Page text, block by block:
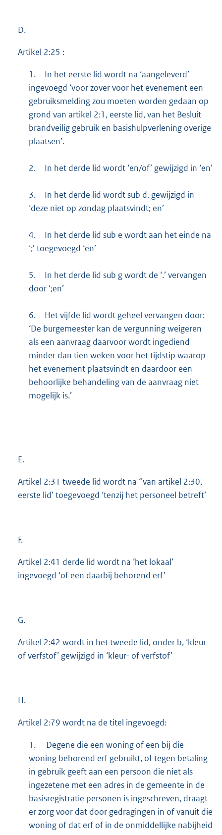
D.
Artikel 2:25 :
1.
In het eerste lid wordt na ‘aangeleverd’
ingevoegd ‘voor zover voor het evenement een
gebruiksmelding zou moeten worden gedaan op
grond van artikel 2:1, eerste lid, van het Besluit
brandveilig gebruik en basishulpverlening overige
plaatsen’.
2. In het derde lid wordt ‘en/of’ gewijzigd in ‘en’
3.
In het derde lid wordt sub d. gewijzigd in
‘deze niet op zondag plaatsvindt; en’
4.
In het derde lid sub e wordt aan het einde na
‘;’ toegevoegd ‘en’
5.
In het derde lid sub g wordt de ‘.’ vervangen
door ‘;en’
6.
Het vijfde lid wordt geheel vervangen door:
‘De burgemeester kan de vergunning weigeren
als een aanvraag daarvoor wordt ingediend
minder dan tien weken voor het tijdstip waarop
het evenement plaatsvindt en daardoor een
behoorlijke behandeling van de aanvraag niet
mogelijk is.’
E.
Artikel 2:31 tweede lid wordt na ‘’van artikel 2:30,
eerste lid’ toegevoegd ‘tenzij het personeel betreft’
F.
Artikel 2:41 derde lid wordt na ‘het lokaal’
ingevoegd ‘of een daarbij behorend erf’
G.
Artikel 2:42 wordt in het tweede lid, onder b, ‘kleur
of verfstof’ gewijzigd in ‘kleur- of verfstof’
H.
Artikel 2:79 wordt na de titel ingevoegd:
1.
Degene die een woning of een bij die
woning behorend erf gebruikt, of tegen betaling
in gebruik geeft aan een persoon die niet als
ingezetene met een adres in de gemeente in de
basisregistratie personen is ingeschreven, draagt
er zorg voor dat door gedragingen in of vanuit die
woning of dat erf of in de onmiddellijke nabijheid